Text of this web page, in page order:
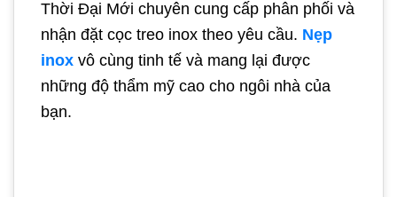
Thời Đại Mới chuyên cung cấp phân phối và
nhận đặt cọc treo inox theo yêu cầu. Nẹp
inox vô cùng tinh tế và mang lại được
những độ thẩm mỹ cao cho ngôi nhà của
bạn.